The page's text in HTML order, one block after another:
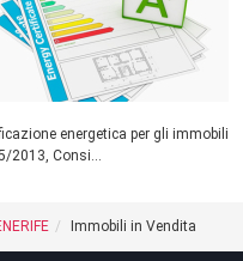
energetica per gli immobili
2013, Consi...
Immobili in Vendita